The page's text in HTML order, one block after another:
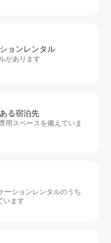
ョ⁠ンレ⁠ン⁠タ⁠ル
があります
る宿⁠泊⁠先
用スペースを備えていま
ーションレンタルのうち
います